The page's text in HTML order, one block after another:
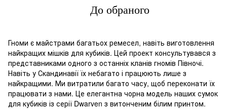
До обраного
Гноми є майстрами багатьох ремесел, навіть виготовлення
найкращих мішків для кубиків. Цей проект консультувався з
представниками одного з останніх кланів гномів Півночі.
Навіть у Скандинавії їх небагато і працюють лише з
найкращими. Ми витратили багато часу, щоб переконати їх
працювати з нами. Це елегантна чорна модель наших сумок
для кубиків із серії Dwarven з витонченим білим принтом.